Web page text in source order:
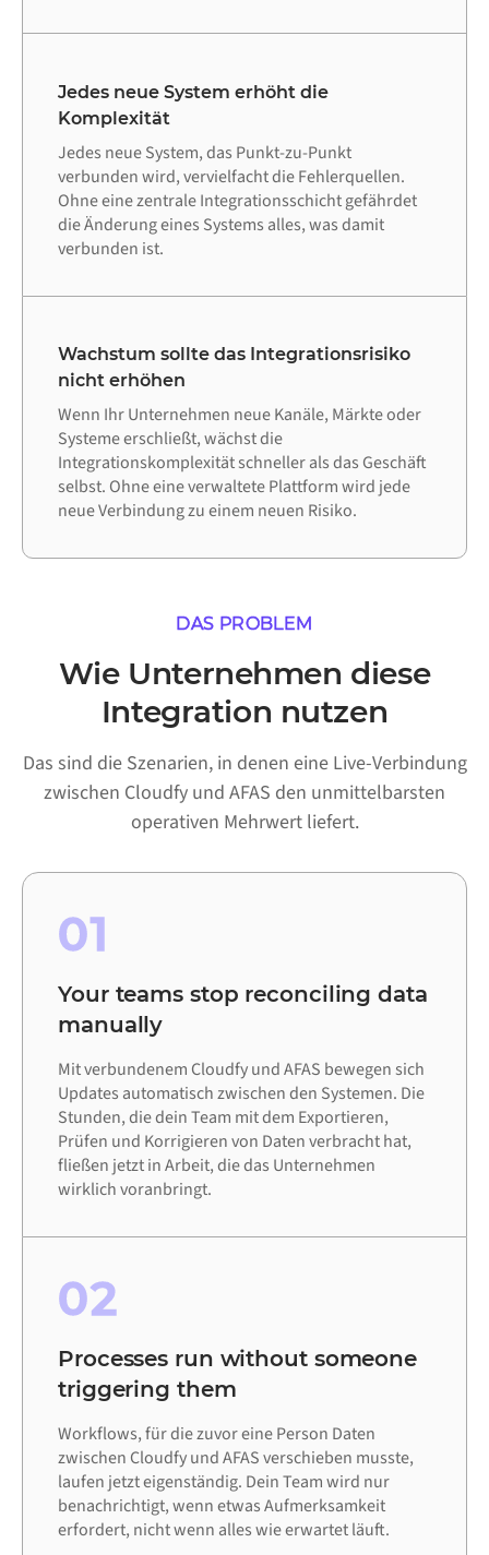
Jedes neue System erhöht die
Komplexität
Jedes neue System, das Punkt-zu-Punkt
verbunden wird, vervielfacht die Fehlerquellen.
Ohne eine zentrale Integrationsschicht gefährdet
die Änderung eines Systems alles, was damit
verbunden ist.
Wachstum sollte das Integrationsrisiko
nicht erhöhen
Wenn Ihr Unternehmen neue Kanäle, Märkte oder
Systeme erschließt, wächst die
Integrationskomplexität schneller als das Geschäft
selbst. Ohne eine verwaltete Plattform wird jede
neue Verbindung zu einem neuen Risiko.
DAS PROBLEM
Wie Unternehmen diese
Integration nutzen
Das sind die Szenarien, in denen eine Live-Verbindung
zwischen Cloudfy und AFAS den unmittelbarsten
operativen Mehrwert liefert.
01
Your teams stop reconciling data
manually
Mit verbundenem Cloudfy und AFAS bewegen sich
Updates automatisch zwischen den Systemen. Die
Stunden, die dein Team mit dem Exportieren,
Prüfen und Korrigieren von Daten verbracht hat,
fließen jetzt in Arbeit, die das Unternehmen
wirklich voranbringt.
02
Processes run without someone
triggering them
Workflows, für die zuvor eine Person Daten
zwischen Cloudfy und AFAS verschieben musste,
laufen jetzt eigenständig. Dein Team wird nur
benachrichtigt, wenn etwas Aufmerksamkeit
erfordert, nicht wenn alles wie erwartet läuft.